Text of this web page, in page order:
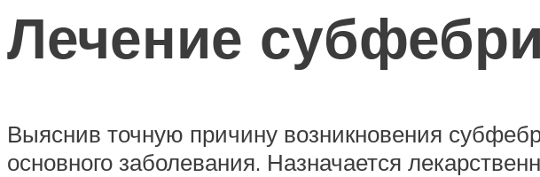
Лечение
Выяснив точную причину возникновения
основного заболевания. Назначается